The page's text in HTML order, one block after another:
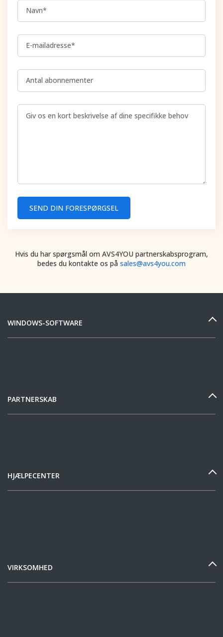
Navn*
E-mailadresse*
Antal abonnementer
SEND DIN FORESPØRGSEL
Hvis du har spørgsmål om AVS4YOU partnerskabsprogram,
bedes du kontakte os på sales@avs4you.com
WINDOWS-SOFTWARE
PARTNERSKAB
HJÆLPECENTER
VIRKSOMHED